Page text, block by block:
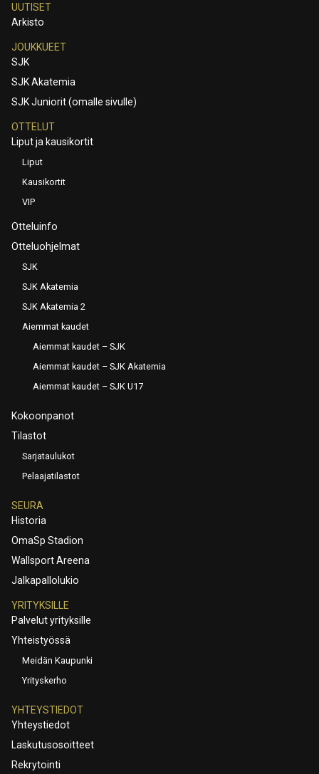
UUTISET
Arkisto
JOUKKUEET
SJK
SJK Akatemia
SJK Juniorit (omalle sivulle)
OTTELUT
Liput ja kausikortit
Liput
Kausikortit
VIP
Otteluinfo
Otteluohjelmat
SJK
SJK Akatemia
SJK Akatemia 2
Aiemmat kaudet
Aiemmat kaudet – SJK
Aiemmat kaudet – SJK Akatemia
Aiemmat kaudet – SJK U17
Kokoonpanot
Tilastot
Sarjataulukot
Pelaajatilastot
SEURA
Historia
OmaSp Stadion
Wallsport Areena
Jalkapallolukio
YRITYKSILLE
Palvelut yrityksille
Yhteistyössä
Meidän Kaupunki
Yrityskerho
YHTEYSTIEDOT
Yhteystiedot
Laskutusosoitteet
Rekrytointi